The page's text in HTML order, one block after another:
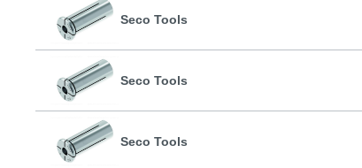
Seco Tools
Seco Tools
Seco Tools